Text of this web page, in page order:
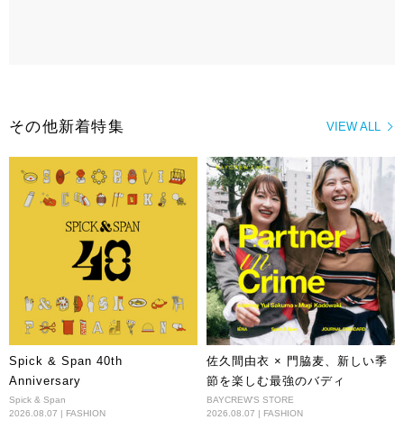
VIEW ALL
その他新着特集
Spick & Span 40th
Anniversary
Spick & Span
2026.08.07 | FASHION
佐久間由衣 × 門脇麦、新しい季
節を楽しむ最強のバディ
BAYCREW'S STORE
2026.08.07 | FASHION